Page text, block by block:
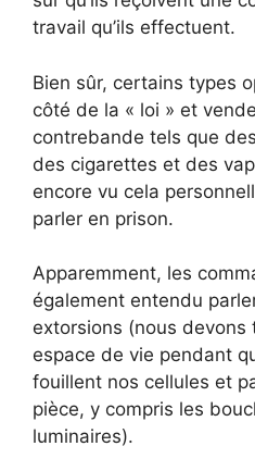
travail qu’ils effectuent.
Bien sûr, certains types
côté de la « loi » et
contrebande tels que
des cigarettes et des
encore vu cela
parler en prison.
Apparemment, les
également entendu
extorsions (nous devons
espace de vie pendant
fouillent nos cellules et
pièce, y compris les
luminaires).